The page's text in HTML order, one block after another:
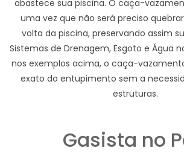
abastece sua piscina. O caça-
uma vez que não será preciso
volta da piscina, preservando assim
Sistemas de Drenagem, Esgoto e Água
nos exemplos acima, o caça-
exato do entupimento sem a
estruturas.
Gasista no